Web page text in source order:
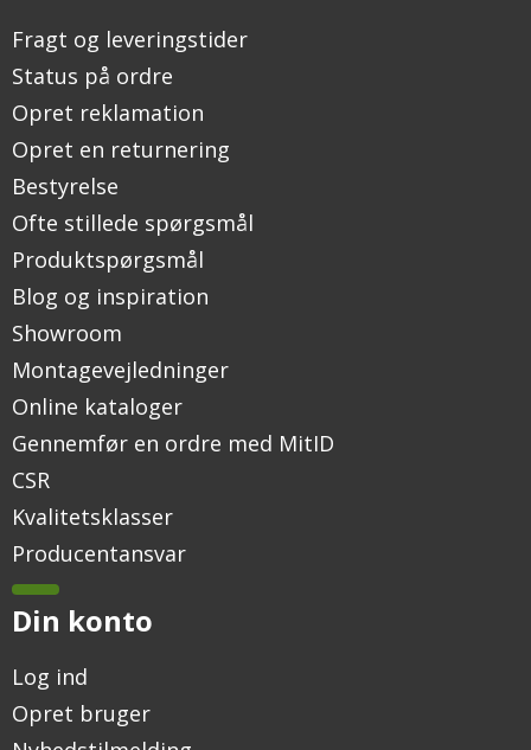
Fragt og leveringstider
Status på ordre
Opret reklamation
Opret en returnering
Bestyrelse
Ofte stillede spørgsmål
Produktspørgsmål
Blog og inspiration
Showroom
Montagevejledninger
Online kataloger
Gennemfør en ordre med MitID
CSR
Kvalitetsklasser
Producentansvar
Din konto
Log ind
Opret bruger